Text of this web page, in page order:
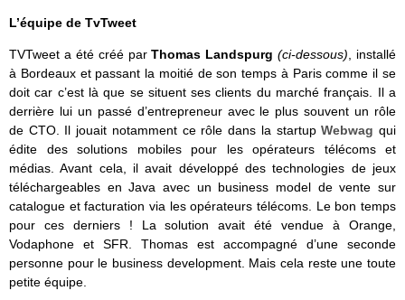
L’équipe de TvTweet
TVTweet a été créé parThomas Landspurg(ci-dessous) , installé
à Bordeaux et passant la moitié de son temps à Paris comme il se
doit car c’est là que se situent ses clients du marché français. Il a
derrière lui un passé d’entrepreneur avec le plus souvent un rôle
de CTO. Il jouait notamment ce rôle dans la startupWebwag qui
édite des solutions mobiles pour les opérateurs télécoms et
médias. Avant cela, il avait développé des technologies de jeux
téléchargeables en Java avec un business model de vente sur
catalogue et facturation via les opérateurs télécoms. Le bon temps
pour ces derniers ! La solution avait été vendue à Orange,
Vodaphone et SFR. Thomas est accompagné d’une seconde
personne pour le business development. Mais cela reste une toute
petite équipe.